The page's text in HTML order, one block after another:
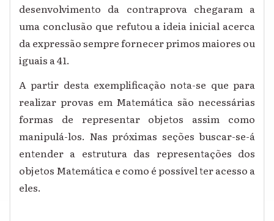
desenvolvimento da contraprova chegaram a
uma conclusão que refutou a ideia inicial acerca
da expressão sempre fornecer primos maiores ou
iguais a 41.
A partir desta exemplificação nota-se que para
realizar provas em Matemática são necessárias
formas de representar objetos assim como
manipulá-los. Nas próximas seções buscar-se-á
entender a estrutura das representações dos
objetos Matemática e como é possível ter acesso a
eles.